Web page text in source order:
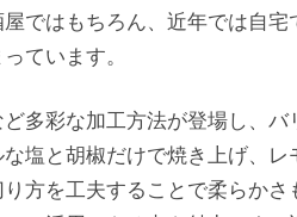
ではもちろん、近年では自宅
ています。
多彩な加工方法が登場し、バ
塩と胡椒だけで焼き上げ、レ
方を工夫することで柔らかさ